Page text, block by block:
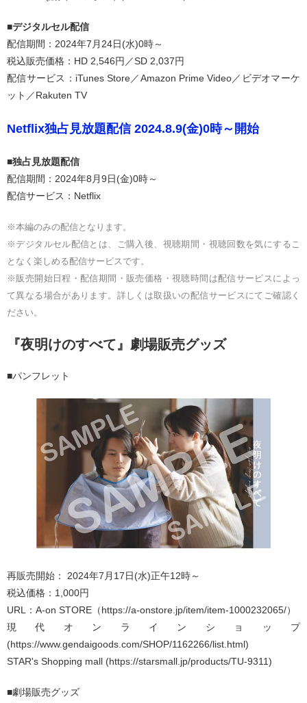
■デジタルセル配信
配信期間：2024年7月24日(水)0時～
税込販売価格：HD 2,546円／SD 2,037円
配信サービス：iTunes Store／Amazon Prime Video／ビデオマーケ
ット／Rakuten TV
Netflix独占見放題配信 2024.8.9(金)0時～開始
■独占見放題配信
配信期間：2024年8月9日(金)0時～
配信サービス：Netflix
※本編のみの配信となります。
※デジタルセル配信とは、ご購入後、視聴期間・視聴回数を気にするこ
となく楽しめる配信サービスです。
※販売開始日程・配信期間・販売価格・視聴時間は配信サービスによっ
て異なる場合があります。 詳しくは取扱いの配信サービスにてご確認く
ださい。
『夜明けのすべて』劇場販売グッズ
■パンフレット
再販売開始： 2024年7月17日(水)正午12時～
税込価格：1,000円
URL：A-on STORE（https://a-onstore.jp/item/item-1000232065/）
現代オンラインショップ
(https://www.gendaigoods.com/SHOP/1162266/list.html)
STAR's Shopping mall (https://starsmall.jp/products/TU-9311)
■劇場販売グッズ